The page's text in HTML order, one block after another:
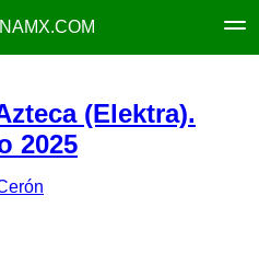
(Elektra).
2025